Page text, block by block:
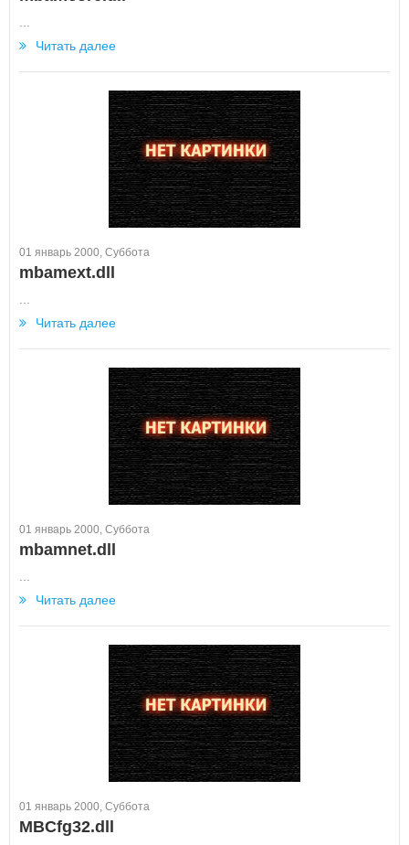
Читать далее
01 январь 2000, Суббота
mbamext.dll
Читать далее
01 январь 2000, Суббота
mbamnet.dll
Читать далее
01 январь 2000, Суббота
MBCfg32.dll